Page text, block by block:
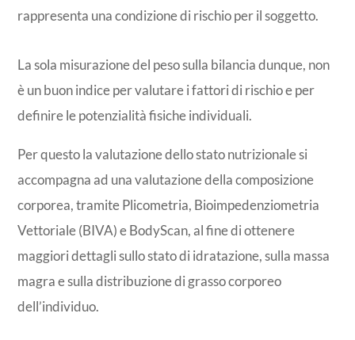
rappresenta una condizione di rischio per il soggetto.
La sola misurazione del peso sulla bilancia dunque, non
è un buon indice per valutare i fattori di rischio e per
definire le potenzialità fisiche individuali.
Per questo la valutazione dello stato nutrizionale si
accompagna ad una valutazione della composizione
corporea, tramite Plicometria, Bioimpedenziometria
Vettoriale (BIVA) e BodyScan, al fine di ottenere
maggiori dettagli sullo stato di idratazione, sulla massa
magra e sulla distribuzione di grasso corporeo
dell’individuo.